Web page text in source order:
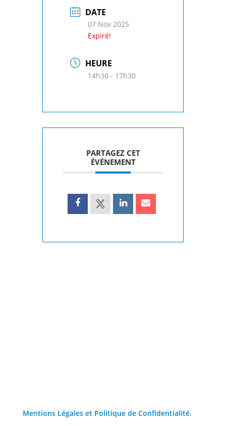
DATE
07 Nov 2025
Expiré!
HEURE
14h30 - 17h30
PARTAGEZ CET
ÉVÉNEMENT
Mentions Légales et Politique de Confidentialité.